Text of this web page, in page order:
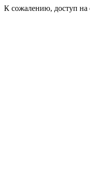
К сожалению, доступ на